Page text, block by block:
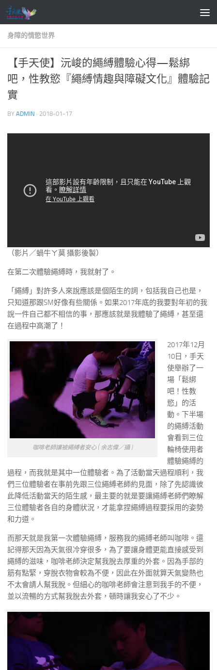
Skip to content
身障的情慾世界
【手天使】沅峻的繩縛體驗心得—鬆綁
吧，性教慾『繩縛情趣與障礙文化』體驗記
實
BY ADMIN · 2018-01-17
（影片／蝸牛ㄚ莫 攝影後製）
在第二次體驗繩縛時，我就射了。
「繩縛」對許多人來說應該是個陌生的詞，包括我自己也是，
只知道那跟SM好像有些關係。如果2017年底的我要對年初的我
說一件自己都不相信的事，那應該就是我體驗了繩縛，甚至還
在過程中高潮了！
咖啡老師讓被繩縛者安心 ( 余志偉／攝 )
2017年12月
10日，手天
使舉辦了一
場「鬆綁
吧！性教
慾」的活
動。下半場
的繩縛活動
會看到三位
輪椅使用者
體驗繩縛的
過程，而我就是其中一位體驗者。為了活動當天過程順利，我
們三位體驗者在事前先跟三位繩縛老師約見面，除了先認識彼
此降低活動當天的陌生感，最主要的就是要讓繩縛老師們瞭解
三位體驗者各自的身體狀況，才能拿捏繩縛過程要採用的姿勢
和力道。
而那天就是我第一次體驗繩縛，服務我的繩縛老師叫咖啡。還
記得那天因為天氣很冷穿很多，為了要讓身體更能直接感受到
繩縛的滋味，咖啡老師決定幫我脫去厚重的外套。因為手部的
筋有點緊，穿脫衣物會較為不便，因此在外面就算天氣變熱也
不太會請人幫我脫。但細心的咖啡老師會注意到我手的不便，
並以流暢的方式幫我脫去外套，頓時讓我安心了不少。